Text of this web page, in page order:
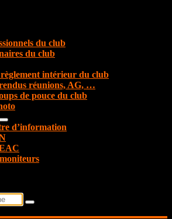
du club
du club
intérieur du club
réunions, AG, …
de pouce du club
d’information